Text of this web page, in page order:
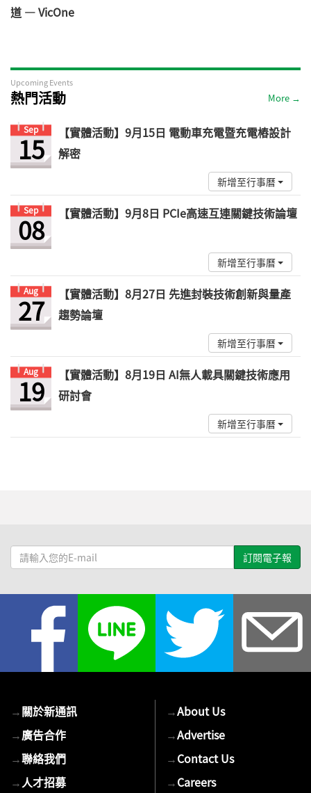
道 — VicOne
Upcoming Events
熱門活動 More →
Sep
15
【實體活動】9月15日 電動車充電暨充電樁設計
解密
新增至行事曆
Sep
08 【實體活動】9月8日 PCIe高速互連關鍵技術論壇
新增至行事曆
Aug
27
【實體活動】8月27日 先進封裝技術創新與量產
趨勢論壇
新增至行事曆
Aug
19
【實體活動】8月19日 AI無人載具關鍵技術應用
研討會
新增至行事曆
請
輸
→關於新通訊
→廣告合作
→聯絡我們
→人才招募
→About Us
→Advertise
→Contact Us
→Careers